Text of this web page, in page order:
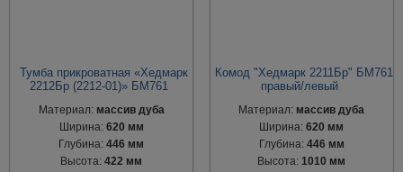
Тумба прикроватная «Хедмарк
2212Бр (2212-01)» БМ761
Материал: массив дуба
Ширина: 620 мм
Глубина:446 мм
Высота:422 мм
Комод "Хедмарк 2211Бр" БМ761
правый/левый
Материал: массив дуба
Ширина:620 мм
Глубина: 446 мм
Высота:1010 мм